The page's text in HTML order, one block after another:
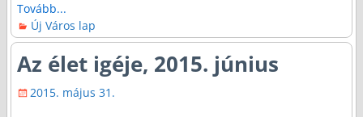
Tovább...
Új Város lap
Az élet igéje, 2015. június
2015. május 31.